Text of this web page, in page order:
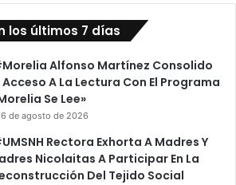
los últimos 7 días
Alfonso Martínez Consolido
Acceso A La Lectura Con El Programa
Se Lee»
6 de agosto de 2026
Rectora Exhorta A Madres Y
Nicolaitas A Participar En La
Del Tejido Social